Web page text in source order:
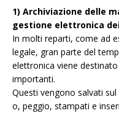
1) Archiviazione delle
gestione elettronica
In molti reparti, come ad
legale, gran parte del
elettronica viene destinato
importanti.
Questi vengono salvati
o, peggio, stampati e